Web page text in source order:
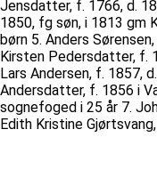
Jensdatter, f. 1766, d.
1850, fg søn, i 1813 gm
børn 5. Anders
Kirsten Pedersdatter, f.
Lars Andersen, f. 1857,
Andersdatter, f. 1856 i
sognefoged i 25 år 7.
Edith Kristine